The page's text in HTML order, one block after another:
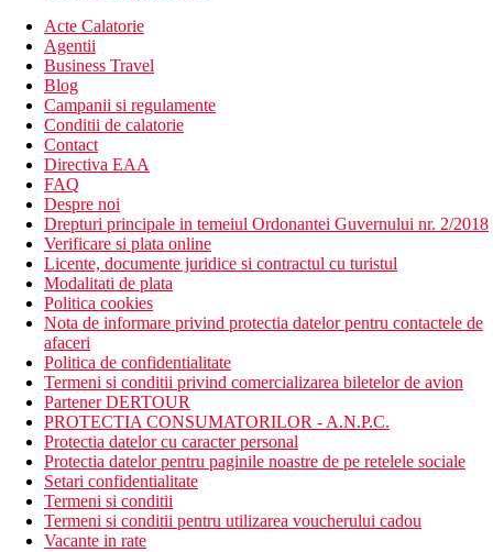
Acte Calatorie
Agentii
Business Travel
Blog
Campanii si regulamente
Conditii de calatorie
Contact
Directiva EAA
FAQ
Despre noi
Drepturi principale in temeiul Ordonantei Guvernului nr. 2/2018
Verificare si plata online
Licente, documente juridice si contractul cu turistul
Modalitati de plata
Politica cookies
Nota de informare privind protectia datelor pentru contactele de
afaceri
Politica de confidentialitate
Termeni si conditii privind comercializarea biletelor de avion
Partener DERTOUR
PROTECTIA CONSUMATORILOR - A.N.P.C.
Protectia datelor cu caracter personal
Protectia datelor pentru paginile noastre de pe retelele sociale
Setari confidentialitate
Termeni si conditii
Termeni si conditii pentru utilizarea voucherului cadou
Vacante in rate